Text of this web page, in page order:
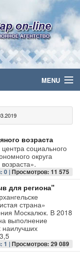
MENU
возраста
социального
округа
0 |Просмотров: 11 575
для региона"
страна»
Москалюк. В 2018
выполнение
наилучших
1 |Просмотров: 29 089